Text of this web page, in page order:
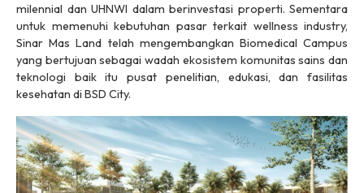
milennial dan UHNWI dalam berinvestasi properti. Sementara
untuk memenuhi kebutuhan pasar terkait wellness industry,
Sinar Mas Land telah mengembangkan Biomedical Campus
yang bertujuan sebagai wadah ekosistem komunitas sains dan
teknologi baik itu pusat penelitian, edukasi, dan fasilitas
kesehatan di BSD City.